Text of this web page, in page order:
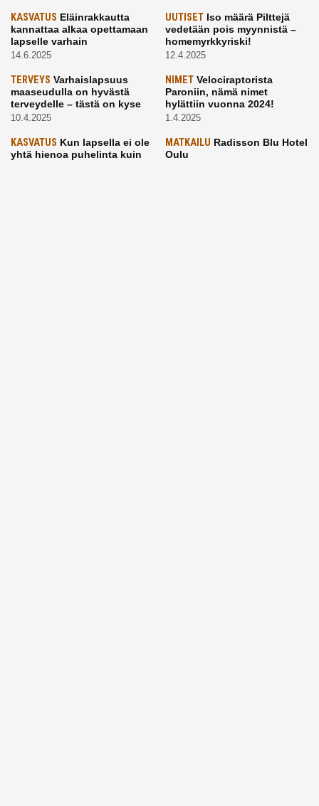
KASVATUS Eläinrakkautta
kannattaa alkaa opettamaan
lapselle varhain
14.6.2025
UUTISETIso määrä Pilttejä
vedetään pois myynnistä –
homemyrkkyriski!
12.4.2025
TERVEYS Varhaislapsuus
maaseudulla on hyvästä
terveydelle – tästä on kyse
10.4.2025
NIMETVelociraptorista
Paroniin, nämä nimet
hylättiin vuonna 2024!
1.4.2025
KASVATUS Kun lapsella ei ole
yhtä hienoa puhelinta kuin
MATKAILU Radisson Blu Hotel
Oulu